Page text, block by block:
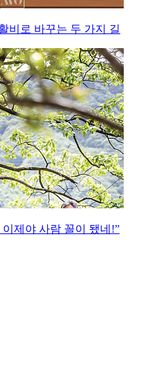
비로 바꾸는 두 가지 길
제야 사람 꼴이 됐네!”